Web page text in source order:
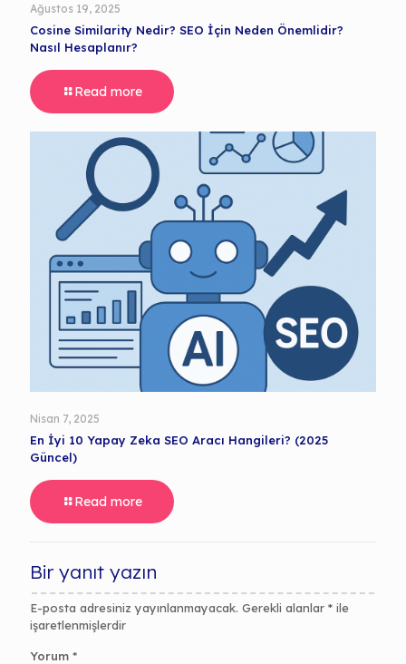
Ağustos 19, 2025
Cosine Similarity Nedir? SEO İçin Neden Önemlidir?
Nasıl Hesaplanır?
Read more
Nisan 7, 2025
En İyi 10 Yapay Zeka SEO Aracı Hangileri? (2025
Güncel)
Read more
Bir yanıt yazın
E-posta adresiniz yayınlanmayacak. Gerekli alanlar * ile
işaretlenmişlerdir
Yorum *